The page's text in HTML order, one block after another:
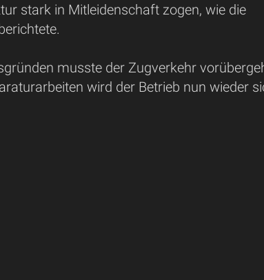
stark in Mitleidenschaft zogen, wie die
musste der Zugverkehr
wird der Betrieb nun wieder